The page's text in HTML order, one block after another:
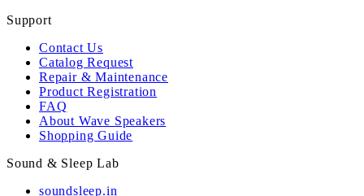
Support
Contact Us
Catalog Request
Repair & Maintenance
Product Registration
FAQ
About Wave Speakers
Shopping Guide
Sound & Sleep Lab
soundsleep.in